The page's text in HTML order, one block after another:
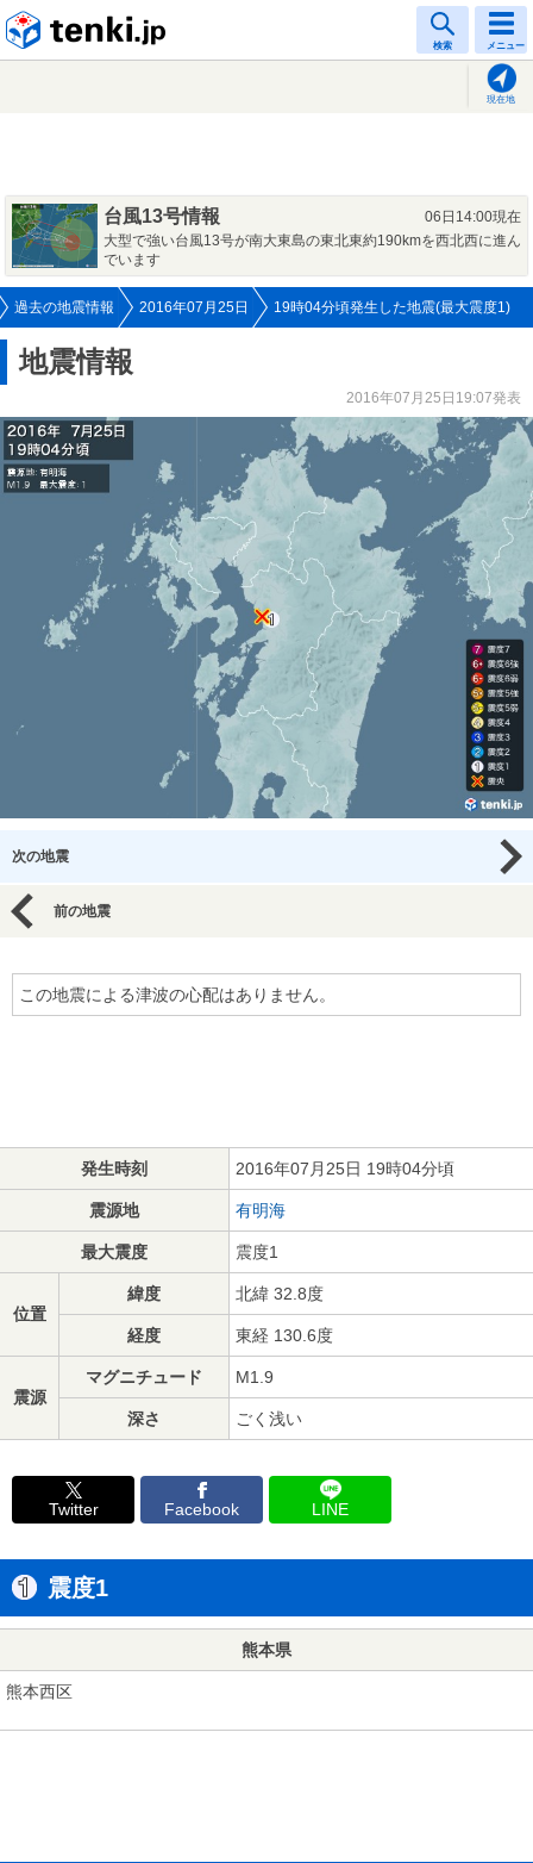
検索 メニュー
現在地
台風13号情報
06日14:00現在
大型で強い台風13号が南大東島の東北東約190kmを西北西に進ん
でいます
過去の地震情報 2016年07月25日 19時04分頃発生した地震(最大震度1)
地震情報
2016年07月25日19:07発表
次の地震
前の地震
この地震による津波の心配はありません。
発生時刻 2016年07月25日 19時04分頃
震源地 有明海
最大震度 震度1
位置
緯度 北緯 32.8度
経度 東経 130.6度
震源
マグニチュード M1.9
深さ ごく浅い
Twitter Facebook LINE
震度1
熊本県
熊本西区